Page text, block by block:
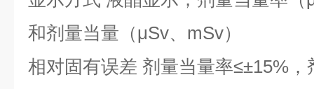
和剂量当量（μSv、mSv）
相对固有误差 剂量当量率≤±15%，